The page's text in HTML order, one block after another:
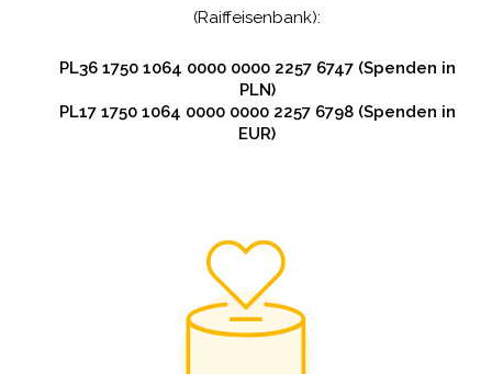
(Raiffeisenbank):
PL36 1750 1064 0000 0000 2257 6747 (Spenden in
PLN)
PL17 1750 1064 0000 0000 2257 6798 (Spenden in
EUR)